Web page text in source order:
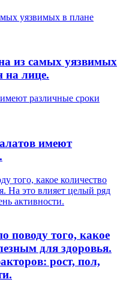
уязвимых в плане
из самых уязвимых
на лице.
различные сроки
имеют
того, какое количество
На это влияет целый ряд
активности.
поводу того, какое
для здоровья.
рост, пол,